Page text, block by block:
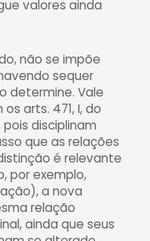
valores ainda
não se impõe
sequer
determine. Vale
arts. 471, I, do
pois disciplinam
que as relações
é relevante
por exemplo,
a nova
relação
ainda que seus